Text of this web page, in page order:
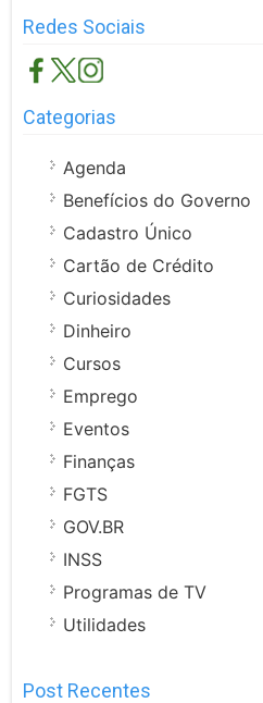
Redes Sociais
Categorias
Agenda
Benefícios do Governo
Cadastro Único
Cartão de Crédito
Curiosidades
Dinheiro
Cursos
Emprego
Eventos
Finanças
FGTS
GOV.BR
INSS
Programas de TV
Utilidades
Post Recentes